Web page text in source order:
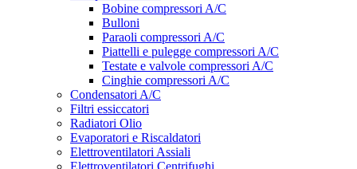
Bobine compressori A/C
Bulloni
Paraoli compressori A/C
Piattelli e pulegge compressori A/C
Testate e valvole compressori A/C
Cinghie compressori A/C
Condensatori A/C
Filtri essiccatori
Radiatori Olio
Evaporatori e Riscaldatori
Elettroventilatori Assiali
Elettroventilatori Centrifughi